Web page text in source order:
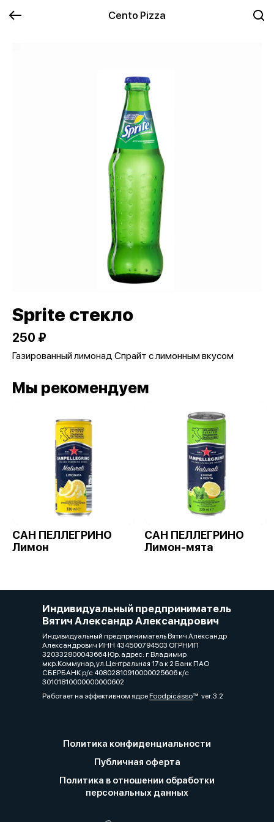
Cento Pizza
Sprite стекло
250 ₽
Газированный лимонад Спрайт с лимонным вкусом
Мы рекомендуем
САН ПЕЛЛЕГРИНО
Лимон
САН ПЕЛЛЕГРИНО
Лимон-мята
Индивидуальный предприниматель
Вятич Александр Александрович
Индивидуальный предприниматель Вятич Александр
Александрович ИНН 434500794503 ОГРНИП
320332800043664 Юр. адрес: г. Владимир
мкр.Коммунар, ул.Центральная 17а к 2 Банк ПАО
СБЕРБАНК р/с 40802810910000025606 к/с
30101810000000000602
Работает на эффективном ядреFoodpicássover. 3.2
Политика конфиденциальности
Публичная оферта
Политика в отношении обработки
персональных данных